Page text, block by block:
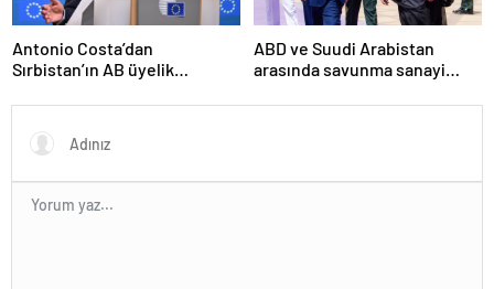
Antonio Costa’dan
Sırbistan’ın AB üyelik
ABD ve Suudi Arabistan
arasında savunma sanayi